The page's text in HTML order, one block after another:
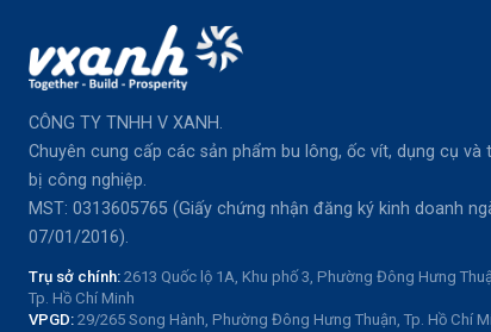
CÔNG TY TNHH V XANH.
Chuyên cung cấp các sản phẩm bu lông, ốc vít, dụng cụ và
bị công nghiệp.
MST: 0313605765 (Giấy chứng nhận đăng ký kinh doanh
07/01/2016).
Trụ sở chính: 2613 Quốc lộ 1A, Khu phố 3, Phường Đông Hưng
Tp. Hồ Chí Minh
VPGD: 29/265 Song Hành, Phường Đông Hưng Thuận, Tp. Hồ Chí